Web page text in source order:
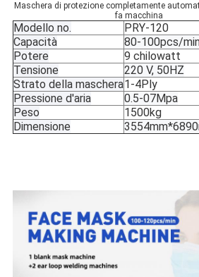
Maschera di protezione completamente
fa macchina
Modello no.
PRY-120
Capacità
80-100pcs/
Potere
9 chilowatt
Tensione
220 V, 50HZ
Strato della maschera1-4Ply
Pressione d'aria
0.5-07Mpa
Peso
1500kg
Dimensione